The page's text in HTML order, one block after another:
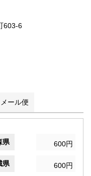
603-6
ール便
県 600円
県 600円